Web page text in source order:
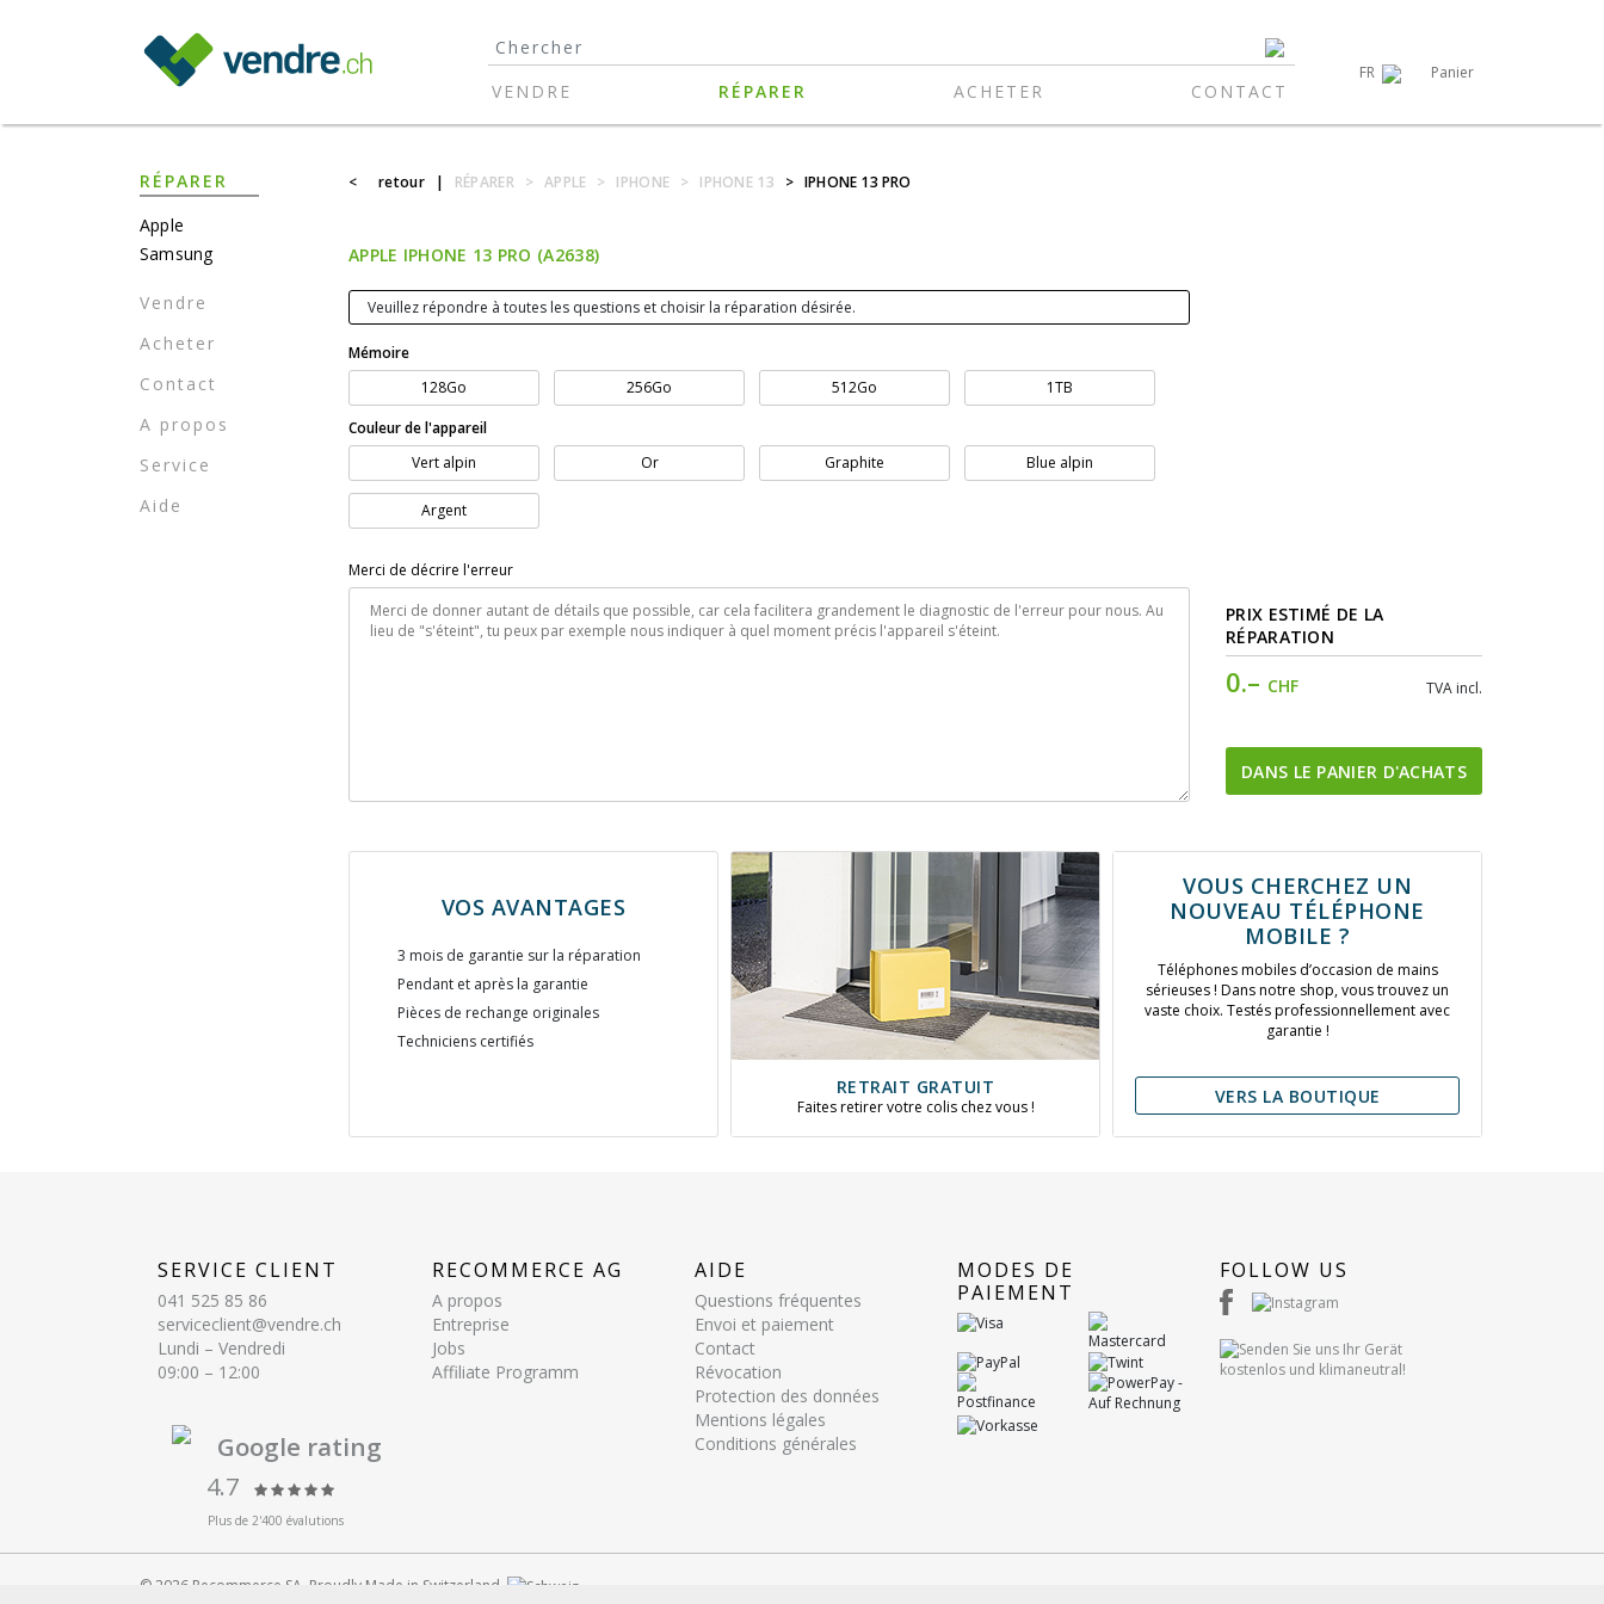
VENDRE RÉPARER ACHETER CONTACT
FR Panier
RÉPARER
Apple
Samsung
Vendre
Acheter
Contact
A propos
Service
Aide
< retour | RÉPARER > APPLE > IPHONE > IPHONE 13 > IPHONE 13 PRO
APPLE IPHONE 13 PRO (A2638)
Veuillez répondre à toutes les questions et choisir la réparation désirée.
Mémoire
128Go
256Go 512Go
1TB
Couleur de l'appareil
Vert alpin
Or Graphite Blue alpin
Argent
Merci de décrire l'erreur
PRIX ESTIMÉ DE LA
RÉPARATION
0.– CHF TVA incl.
DANS LE PANIER D'ACHATS
VOS AVANTAGES
3 mois de garantie sur la réparation
Pendant et après la garantie
Pièces de rechange originales
Techniciens certifiés
RETRAIT GRATUIT
Faites retirer votre colis chez vous !
VOUS CHERCHEZ UN
NOUVEAU TÉLÉPHONE
MOBILE ?
Téléphones mobiles d’occasion de mains
sérieuses ! Dans notre shop, vous trouvez un
vaste choix. Testés professionnellement avec
garantie !
VERS LA BOUTIQUE
SERVICE CLIENT
041 525 85 86
serviceclient@vendre.ch
Lundi – Vendredi
09:00 – 12:00
Google rating
4.7
Plus de 2'400 évalutions
RECOMMERCE AG
A propos
Entreprise
Jobs
Affiliate Programm
AIDE
Questions fréquentes
Envoi et paiement
Contact
Révocation
Protection des données
Mentions légales
Conditions générales
MODES DE
PAIEMENT
FOLLOW US
© 2026 Recommerce SA. Proudly Made in Switzerland.